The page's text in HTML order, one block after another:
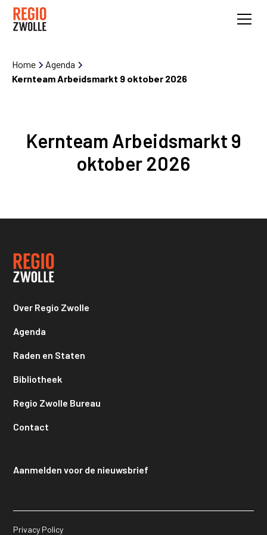
Home
Agenda
Kernteam Arbeidsmarkt 9 oktober 2026
Kernteam Arbeidsmarkt 9
oktober 2026
Over Regio Zwolle
Agenda
Raden en Staten
Bibliotheek
Regio Zwolle Bureau
Contact
Aanmelden voor de nieuwsbrief
Privacy Policy